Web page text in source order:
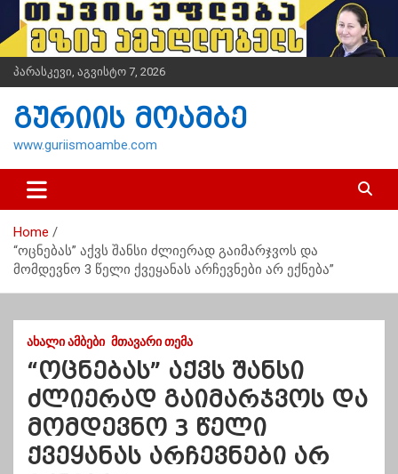
i
t
n
პარასკევი, აგვისტო 7, 2026
გურიის მოამბე
www.guriismoambe.com
Home
“ოცნებას” აქვს შანსი ძლიერად გაიმარჯვოს და
მომდევნო 3 წელი ქვეყანას არჩევნები არ ექნება”
ᲐᲮᲐᲚᲘ ᲐᲛᲑᲔᲑᲘ ᲛᲗᲐᲕᲐᲠᲘ ᲗᲔᲛᲐ
“ოცნებას” აქვს შანსი
ძლიერად გაიმარჯვოს და
მომდევნო 3 წელი
ქვეყანას არჩევნები არ